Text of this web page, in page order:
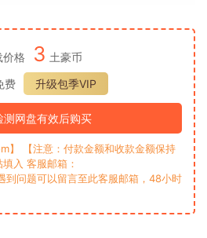
价格 3 土豪币
费
升级包季VIP
测网盘有效后购买
】 【注意：付款金额和收款金额保持
入 客服邮箱：
问题可以留言至此客服邮箱，48小时